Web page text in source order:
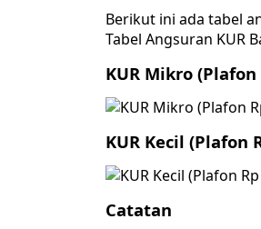
Berikut ini ada tabel
Tabel Angsuran KUR
KUR Mikro
KUR Kecil (Plafon
Catatan